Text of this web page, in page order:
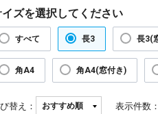
ズを選択してください
すべて 長3 長3(
角A4 角A4(窓付き)
替え： 表示件数：